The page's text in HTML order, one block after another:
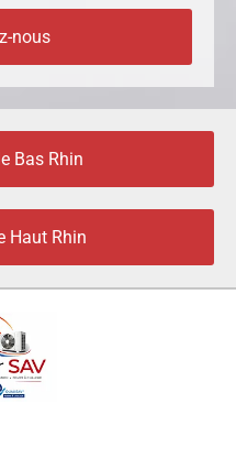
nous
Bas Rhin
Haut Rhin